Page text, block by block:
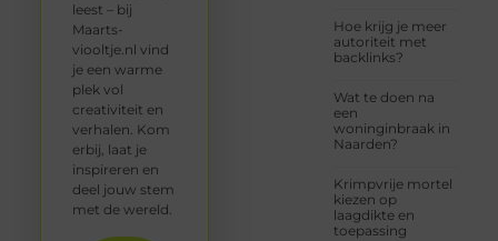
Hoe krijg je meer
autoriteit met
backlinks?
Wat te doen na
een
woninginbraak in
Naarden?
Krimpvrije mortel
kiezen op
laagdikte en
toepassing
leest – bij
Maarts-
viooltje.nl vind
je een warme
plek vol
creativiteit en
verhalen. Kom
erbij, laat je
inspireren en
deel jouw stem
met de wereld.